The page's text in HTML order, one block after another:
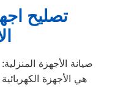
تصليح
صيانة الأجهزة
هي الأجهزة